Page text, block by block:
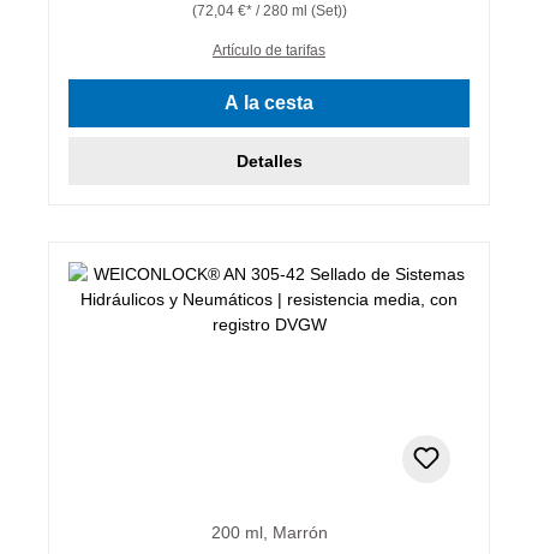
(72,04 €* / 280 ml (Set))
Artículo de tarifas
A la cesta
Detalles
200 ml, Marrón